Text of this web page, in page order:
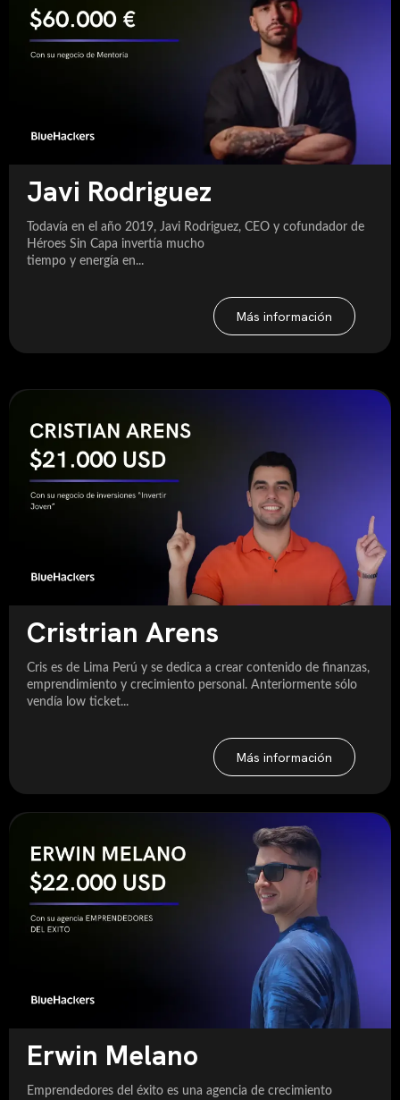
Javi Rodriguez
Todavía en el año 2019, Javi Rodriguez, CEO y cofundador de
Héroes Sin Capa invertía mucho
tiempo y energía en...
Más información
Cristrian Arens
Cris es de Lima Perú y se dedica a crear contenido de finanzas,
emprendimiento y crecimiento personal. Anteriormente sólo
vendía low ticket...
Más información
Erwin Melano
Emprendedores del éxito es una agencia de crecimiento